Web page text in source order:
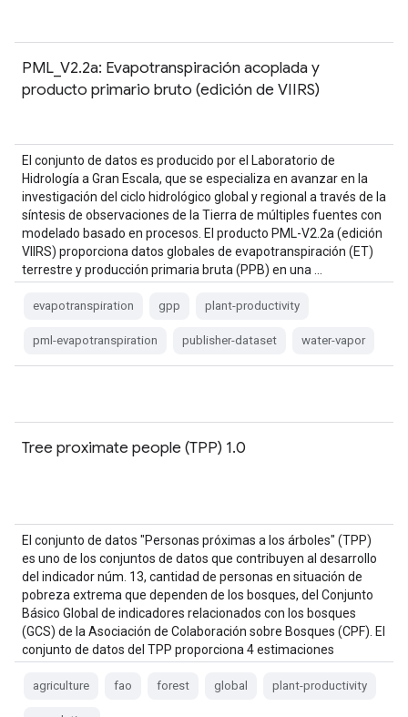
PML_V2.2a: Evapotranspiración acoplada y
producto primario bruto (edición de VIIRS)
El conjunto de datos es producido por el Laboratorio de
Hidrología a Gran Escala, que se especializa en avanzar en la
investigación del ciclo hidrológico global y regional a través de la
síntesis de observaciones de la Tierra de múltiples fuentes con
modelado basado en procesos. El producto PML-V2.2a (edición
VIIRS) proporciona datos globales de evapotranspiración (ET)
terrestre y producción primaria bruta (PPB) en una …
evapotranspiration gpp plant-productivity
pml-evapotranspiration publisher-dataset water-vapor
Tree proximate people (TPP) 1.0
El conjunto de datos "Personas próximas a los árboles" (TPP)
es uno de los conjuntos de datos que contribuyen al desarrollo
del indicador núm. 13, cantidad de personas en situación de
pobreza extrema que dependen de los bosques, del Conjunto
Básico Global de indicadores relacionados con los bosques
(GCS) de la Asociación de Colaboración sobre Bosques (CPF). El
conjunto de datos del TPP proporciona 4 estimaciones
agriculture fao forest global plant-productivity